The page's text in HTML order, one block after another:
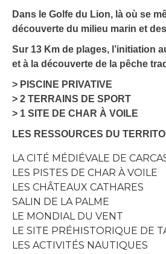
Dans le Golfe du Lion, là où se
découverte du milieu marin et
Sur 13 Km de plages, l’initiation
et à la découverte de la pêche
> PISCINE PRIVATIVE
> 2 TERRAINS DE SPORT
> 1 SITE DE CHAR À VOILE
LES RESSOURCES DU
LA CITÉ MÉDIÉVALE DE
LES PISTES DE CHAR À VOILE
LES CHÂTEAUX CATHARES
SALIN DE LA PALME
LE MONDIAL DU VENT
LE SITE PRÉHISTORIQUE DE
LES ACTIVITÉS NAUTIQUES